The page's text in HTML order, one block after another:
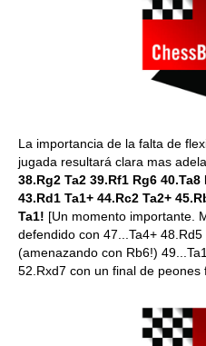
La importancia de la falta de
jugada resultará clara mas
38.Rg2 Ta2 39.Rf1 Rg6
43.Rd1 Ta1+ 44.Rc2 Ta2+
Ta1! [Un momento importante.
defendido con 47...Ta4+
(amenazando con Rb6!)
52.Rxd7 con un final de peones